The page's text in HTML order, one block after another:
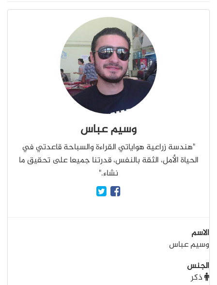
وسيم عباس
"هندسة زراعية هواياتي القراءة والسباحة قاعدتي في
الحياة الأمل، الثقة بالنفس، قدرتنا جميعا على تحقيق ما
نشاء."
الاسم
وسيم عباس
الجنس
ذكر